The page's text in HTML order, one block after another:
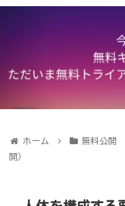
ホーム 無料公開
開）